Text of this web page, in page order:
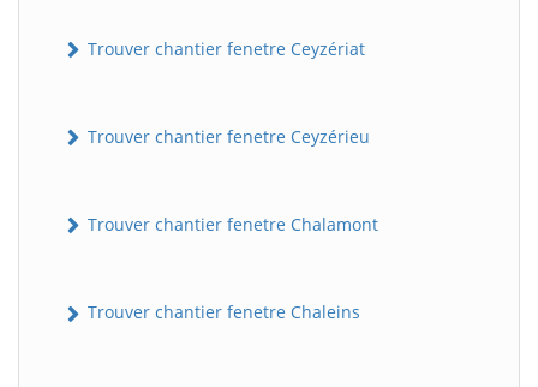
Trouver chantier fenetre Ceyzériat
Trouver chantier fenetre Ceyzérieu
Trouver chantier fenetre Chalamont
Trouver chantier fenetre Chaleins